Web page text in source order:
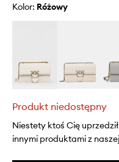
Kolor: różowy
Produkt niedostępny
Niestety ktoś Cię
innymi produktami z